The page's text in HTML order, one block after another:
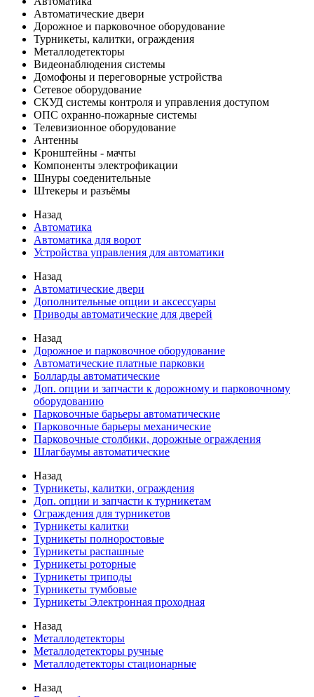
Автоматические двери
Дорожное и парковочное оборудование
Турникеты, калитки, ограждения
Металлодетекторы
Видеонаблюдения cистемы
Домофоны и переговорные устройства
Сетевое оборудование
СКУД системы контроля и управления доступом
ОПС охранно-пожарные системы
Телевизионное оборудование
Антенны
Кронштейны - мачты
Компоненты электрофикации
Шнуры соеденительные
Штекеры и разъёмы
Назад
Автоматика
Автоматика для ворот
Устройства управления для автоматики
Назад
Автоматические двери
Дополнительные опции и аксессуары
Приводы автоматические для дверей
Назад
Дорожное и парковочное оборудование
Автоматические платные парковки
Болларды автоматические
Доп. опции и запчасти к дорожному и парковочному
оборудованию
Парковочные барьеры автоматические
Парковочные барьеры механические
Парковочные столбики, дорожные ограждения
Шлагбаумы автоматические
Назад
Турникеты, калитки, ограждения
Доп. опции и запчасти к турникетам
Ограждения для турникетов
Турникеты калитки
Турникеты полноростовые
Турникеты распашные
Турникеты роторные
Турникеты триподы
Турникеты тумбовые
Турникеты Электронная проходная
Назад
Металлодетекторы
Металлодетекторы ручные
Металлодетекторы стационарные
Назад